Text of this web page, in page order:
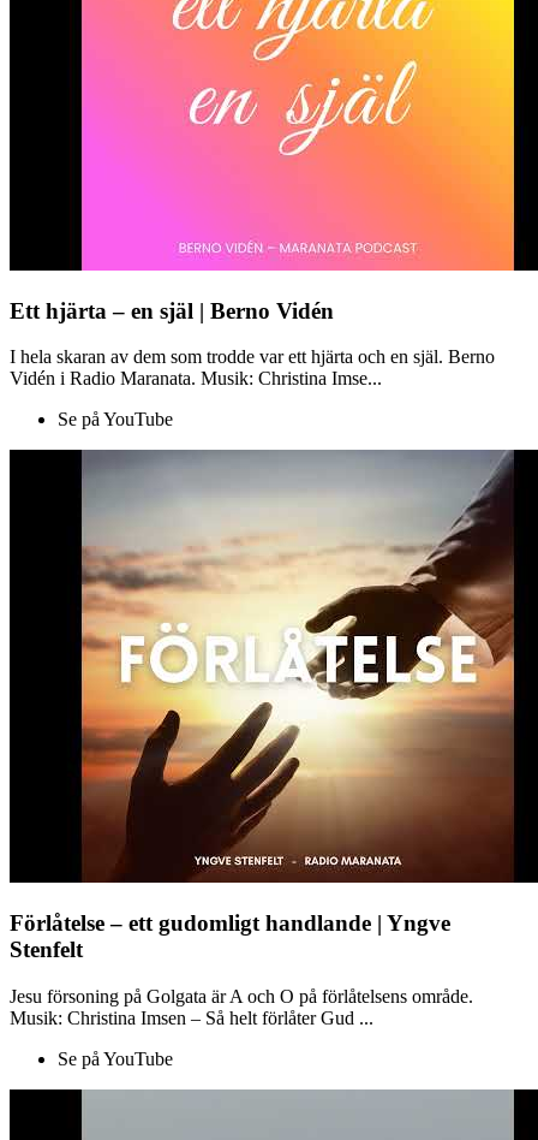
Ett hjärta – en själ | Berno Vidén
I hela skaran av dem som trodde var ett hjärta och en själ. Berno
Vidén i Radio Maranata. Musik: Christina Imse...
Se på YouTube
Förlåtelse – ett gudomligt handlande | Yngve
Stenfelt
Jesu försoning på Golgata är A och O på förlåtelsens område.
Musik: Christina Imsen – Så helt förlåter Gud ...
Se på YouTube